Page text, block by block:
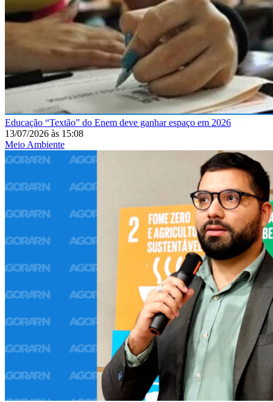
Educação “Textão” do Enem deve ganhar espaço em 2026
13/07/2026 às 15:08
Meio Ambiente